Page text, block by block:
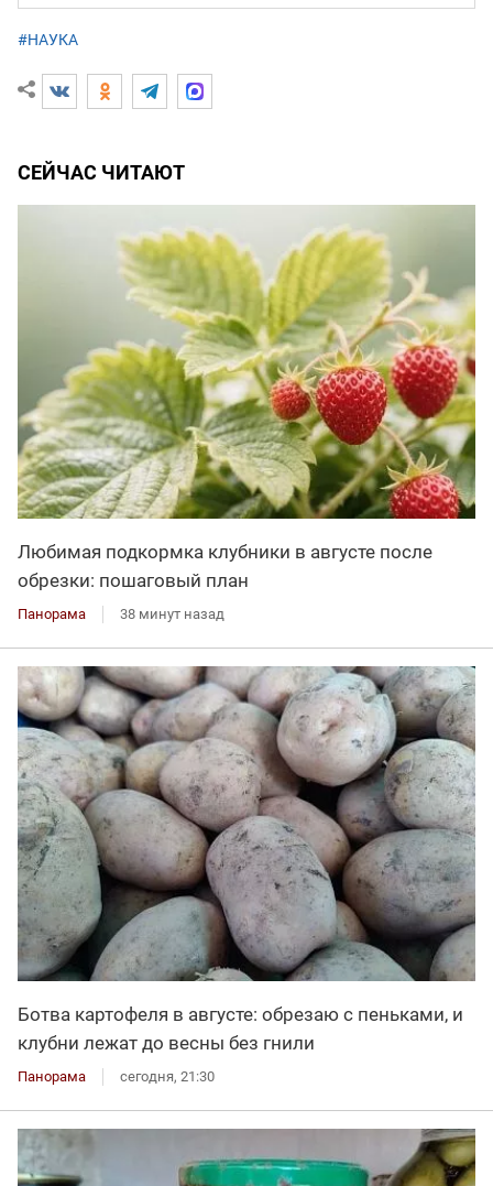
#НАУКА
СЕЙЧАС ЧИТАЮТ
Любимая подкормка клубники в августе после
обрезки: пошаговый план
Панорама 38 минут назад
Ботва картофеля в августе: обрезаю с пеньками, и
клубни лежат до весны без гнили
Панорама сегодня, 21:30